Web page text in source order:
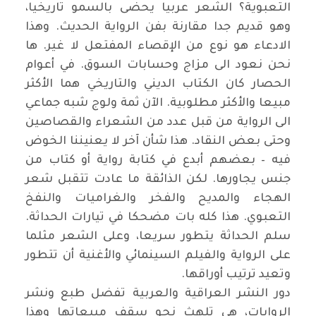
التعبوية؟ الشعر عربيا يحضى بالسمو تاريخيا،
وهو قديم جدا مقارنة بفن الرواية الحديث. وهذا
الادعاء هو نوع من الإقصاء المفتعل لا غير. ها
نحن نعود الى مزاج وحسابات السوق. في أعوام
الحصار كان الكتاب الديني والتاريخي هما الأكثر
مبيعا والأكثر مطلوبية. الآن ثمة ولوج شبه جماعي
الى الرواية من قبل عدد من الشعراء والقصاصين
وحتى بعض النقاد. هذا شأن آخر لا يعنيننا الخوض
فيه – بعضهم أبدع في كتابة رواية أو كتاب من
جنس يجاورها. لكن الذائقة ما عادت تتقبل شعر
الهجاء والمديح والفخر والغراميات والنفخ
التعبوي. هذا كله بات مضحكا في تيارات الحداثة.
سلم الحداثة يتطور سريعا، وعلى الشعر مثلما
على الرواية والفيلم السينمائي والأغنية أن تتطور
وتعيد ترتيب أوراقها.
دور النشر العراقية والعربية تفضل طبع ونشر
الروايات، هي تلهث نحو سقف مبيعاتها وهذا